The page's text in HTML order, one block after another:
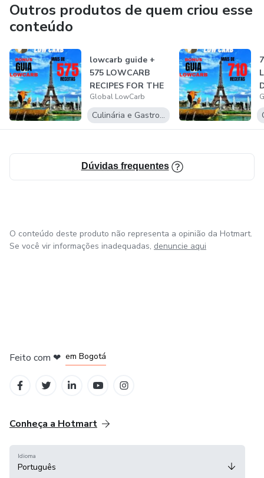
Outros produtos de quem criou esse
conteúdo
lowcarb guide +
575 LOWCARB
RECIPES FOR THE
DAY
Global LowCarb
Culinária e Gastronomia
Dúvidas frequentes
O conteúdo deste produto não representa a opinião da Hotmart.
Se você vir informações inadequadas, denuncie aqui
Feito com ❤ em Bogotá
Conheça a Hotmart
Idioma
Português